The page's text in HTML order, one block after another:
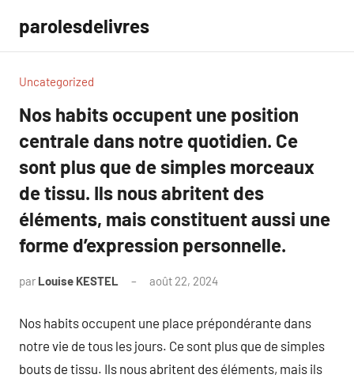
contenu
parolesdelivres
Uncategorized
Nos habits occupent une position
centrale dans notre quotidien. Ce
sont plus que de simples morceaux
de tissu. Ils nous abritent des
éléments, mais constituent aussi une
forme d’expression personnelle.
par Louise KESTEL août 22, 2024
Nos habits occupent une place prépondérante dans
notre vie de tous les jours. Ce sont plus que de simples
bouts de tissu. Ils nous abritent des éléments, mais ils